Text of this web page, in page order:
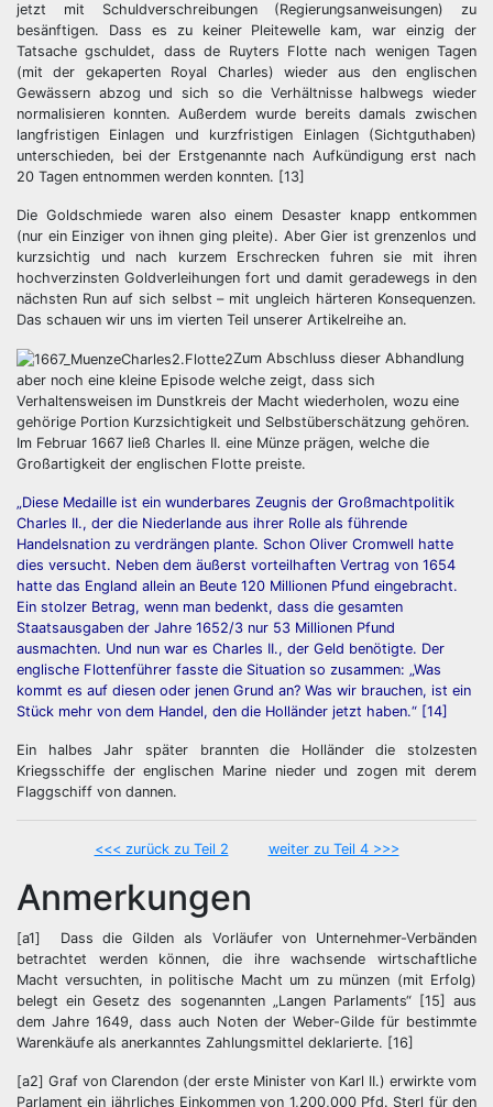
jetzt mit Schuldverschreibungen (Regierungsanweisungen) zu
besänftigen. Dass es zu keiner Pleitewelle kam, war einzig der
Tatsache gschuldet, dass de Ruyters Flotte nach wenigen Tagen
(mit der gekaperten Royal Charles) wieder aus den englischen
Gewässern abzog und sich so die Verhältnisse halbwegs wieder
normalisieren konnten. Außerdem wurde bereits damals zwischen
langfristigen Einlagen und kurzfristigen Einlagen (Sichtguthaben)
unterschieden, bei der Erstgenannte nach Aufkündigung erst nach
20 Tagen entnommen werden konnten. [13]
Die Goldschmiede waren also einem Desaster knapp entkommen
(nur ein Einziger von ihnen ging pleite). Aber Gier ist grenzenlos und
kurzsichtig und nach kurzem Erschrecken fuhren sie mit ihren
hochverzinsten Goldverleihungen fort und damit geradewegs in den
nächsten Run auf sich selbst – mit ungleich härteren Konsequenzen.
Das schauen wir uns im vierten Teil unserer Artikelreihe an.
Zum Abschluss dieser Abhandlung
aber noch eine kleine Episode welche zeigt, dass sich
Verhaltensweisen im Dunstkreis der Macht wiederholen, wozu eine
gehörige Portion Kurzsichtigkeit und Selbstüberschätzung gehören.
Im Februar 1667 ließ Charles II. eine Münze prägen, welche die
Großartigkeit der englischen Flotte preiste.
„Diese Medaille ist ein wunderbares Zeugnis der Großmachtpolitik
Charles II., der die Niederlande aus ihrer Rolle als führende
Handelsnation zu verdrängen plante. Schon Oliver Cromwell hatte
dies versucht. Neben dem äußerst vorteilhaften Vertrag von 1654
hatte das England allein an Beute 120 Millionen Pfund eingebracht.
Ein stolzer Betrag, wenn man bedenkt, dass die gesamten
Staatsausgaben der Jahre 1652/3 nur 53 Millionen Pfund
ausmachten. Und nun war es Charles II., der Geld benötigte. Der
englische Flottenführer fasste die Situation so zusammen: „Was
kommt es auf diesen oder jenen Grund an? Was wir brauchen, ist ein
Stück mehr von dem Handel, den die Holländer jetzt haben.“ [14]
Ein halbes Jahr später brannten die Holländer die stolzesten
Kriegsschiffe der englischen Marine nieder und zogen mit derem
Flaggschiff von dannen.
<<< zurück zu Teil 2 weiter zu Teil 4 >>>
Anmerkungen
[a1] Dass die Gilden als Vorläufer von Unternehmer-Verbänden
betrachtet werden können, die ihre wachsende wirtschaftliche
Macht versuchten, in politische Macht um zu münzen (mit Erfolg)
belegt ein Gesetz des sogenannten „Langen Parlaments“ [15] aus
dem Jahre 1649, dass auch Noten der Weber-Gilde für bestimmte
Warenkäufe als anerkanntes Zahlungsmittel deklarierte. [16]
[a2] Graf von Clarendon (der erste Minister von Karl II.) erwirkte vom
Parlament ein jährliches Einkommen von 1,200,000 Pfd. Sterl für den